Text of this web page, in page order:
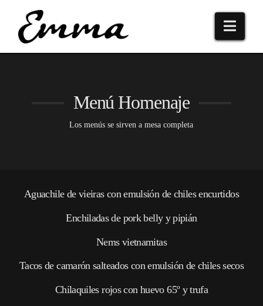
Menú Homenaje
Los menús se sirven a mesa completa
Aguachile de vieiras con emulsión de chiles encurtidos
Enchiladas de pork belly y pipián
Nems vietnamitas
Tacos de camarón salteados con emulsión de chiles secos
Chilaquiles rojos con huevo 65º y trufa